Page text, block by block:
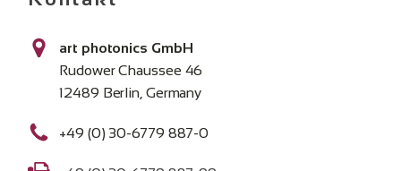
art photonics GmbH
Rudower Chaussee 46
12489 Berlin, Germany
+49 (0) 30-6779 887-0